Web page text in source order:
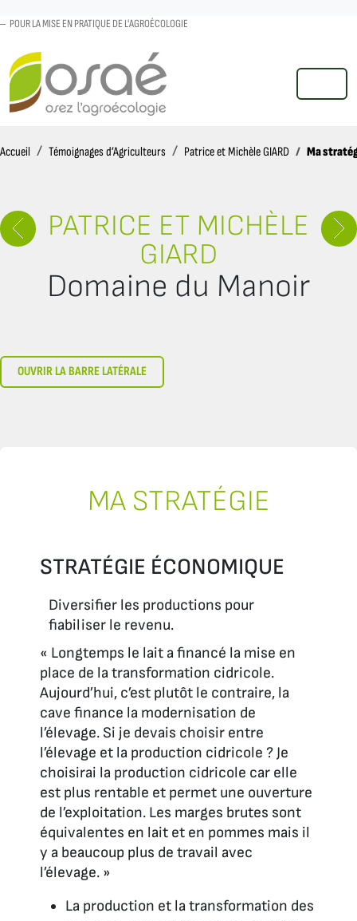
POUR LA MISE EN PRATIQUE DE L'AGROÉCOLOGIE
MENU
Accueil AccueilTémoignages d’Agriculteurs Patrice et Michèle GIARD Ma
PATRICE ET MICHÈLE
GIARD
Domaine du Manoir
OUVRIR LA BARRE LATÉRALE
MA STRATÉGIE
STRATÉGIE ÉCONOMIQUE
Diversifier les productions pour
fiabiliser le revenu.
« Longtemps le lait a financé la mise en
place de la transformation cidricole.
Aujourd’hui, c’est plutôt le contraire, la
cave finance la modernisation de
l’élevage. Si je devais choisir entre
l’élevage et la production cidricole ? Je
choisirai la production cidricole car elle
est plus rentable et permet une ouverture
de l’exploitation. Les marges brutes sont
équivalentes en lait et en pommes mais il
y a beaucoup plus de travail avec
l’élevage. »
La production et la transformation des